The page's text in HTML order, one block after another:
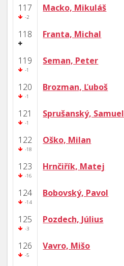
117
-2
Macko, Mikuláš
118 Franta, Michal
119
-1
Seman, Peter
120
-1
Brozman, Ľuboš
121
-1
Sprušanský, Samuel
122
-18
Oško, Milan
123
-16
Hrnčiřík, Matej
124
-14
Bobovský, Pavol
125
-3
Pozdech, Július
126
-5
Vavro, Mišo